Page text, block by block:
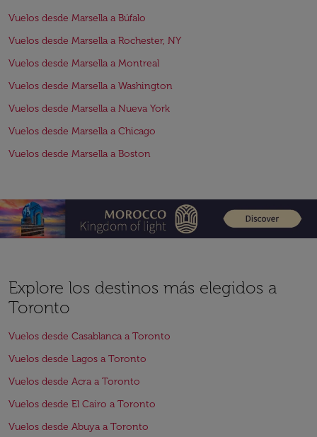
Vuelos desde Marsella a Búfalo
Vuelos desde Marsella a Rochester, NY
Vuelos desde Marsella a Montreal
Vuelos desde Marsella a Washington
Vuelos desde Marsella a Nueva York
Vuelos desde Marsella a Chicago
Vuelos desde Marsella a Boston
Explore los destinos más elegidos a
Toronto
Vuelos desde Casablanca a Toronto
Vuelos desde Lagos a Toronto
Vuelos desde Acra a Toronto
Vuelos desde El Cairo a Toronto
Vuelos desde Abuya a Toronto